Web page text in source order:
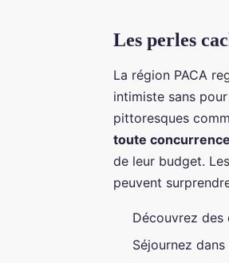
Les perles
La région PACA
intimiste sans
pittoresques
toute concurrence
de leur budget.
peuvent
Découvrez des
Séjournez dans